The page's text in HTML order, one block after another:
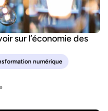
sur l’économie des
numérique